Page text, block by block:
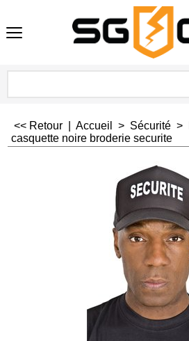
<< Retour Accueil > Sécurité >
casquette noire broderie securite